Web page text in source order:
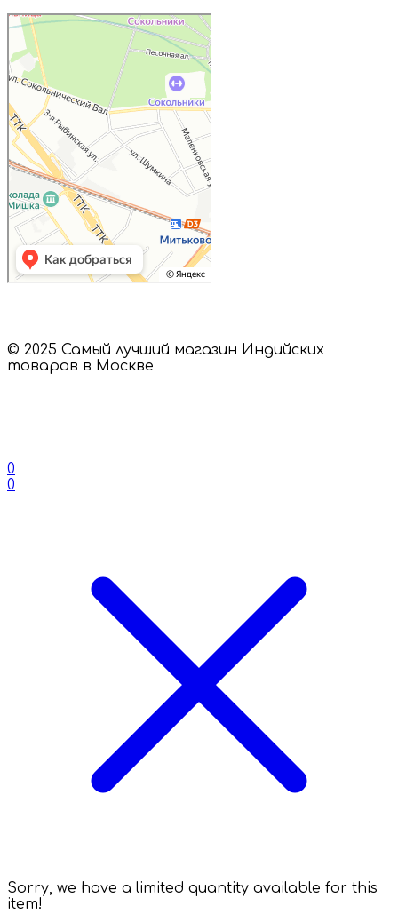
Дружба
Пищевые ингредиенты и специи в
Москве
Магазин подарков и сувениров в
Москве
© 2025 Самый лучший магазин Индийских
товаров в Москве
0
0
Sorry, we have a limited quantity available for this
item!